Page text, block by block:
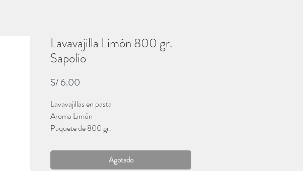
Lavavajilla Limón 800 gr. -
Sapolio
S/ 6.00
Lavavajillas en pasta
Aroma Limón
Paquete de 800 gr.
Agotado